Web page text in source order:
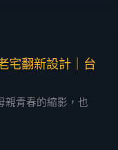
宅翻新設計｜台
親青春的縮影，也